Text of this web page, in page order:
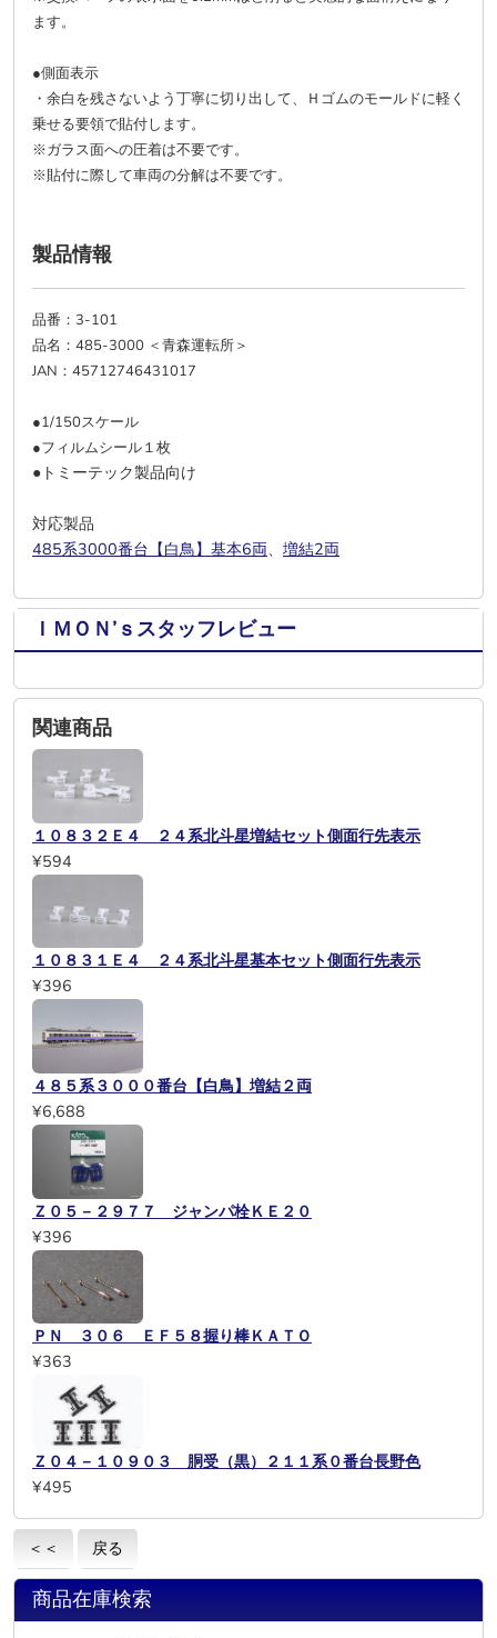
ます。
●側面表示
・ 余白を残さないよう丁寧に切り出して、Ｈゴムのモールドに軽く
乗せる要領で貼付します。
※ガラス面への圧着は不要です。
※ 貼付に際して車両の分解は不要です。
製品情報
品番：3-101
品名：485-3000 ＜青森運転所＞
JAN：45712746431017
●1/150スケール
●フィルムシール１枚
●トミーテック製品向け
対応製品
485系3000番台【白鳥】基本6両、 増結2両
ＩＭＯＮ’ｓスタッフレビュー
関連商品
１０８３２Ｅ４ ２４系北斗星増結セット側面行先表示
¥594
１０８３１Ｅ４ ２４系北斗星基本セット側面行先表示
¥396
４８５系３０００番台【白鳥】増結２両
¥6,688
Ｚ０５－２９７７ ジャンパ栓ＫＥ２０
¥396
ＰＮ ３０６ ＥＦ５８握り棒ＫＡＴＯ
¥363
Ｚ０４－１０９０３ 胴受（黒）２１１系０番台長野色
¥495
＜＜ 戻る
商品在庫検索